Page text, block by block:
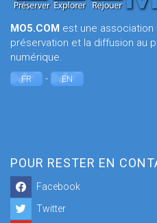
MO5.COM est une association
préservation et la diffusion au
numérique.
FR - EN
POUR RESTER EN
Facebook
Twitter